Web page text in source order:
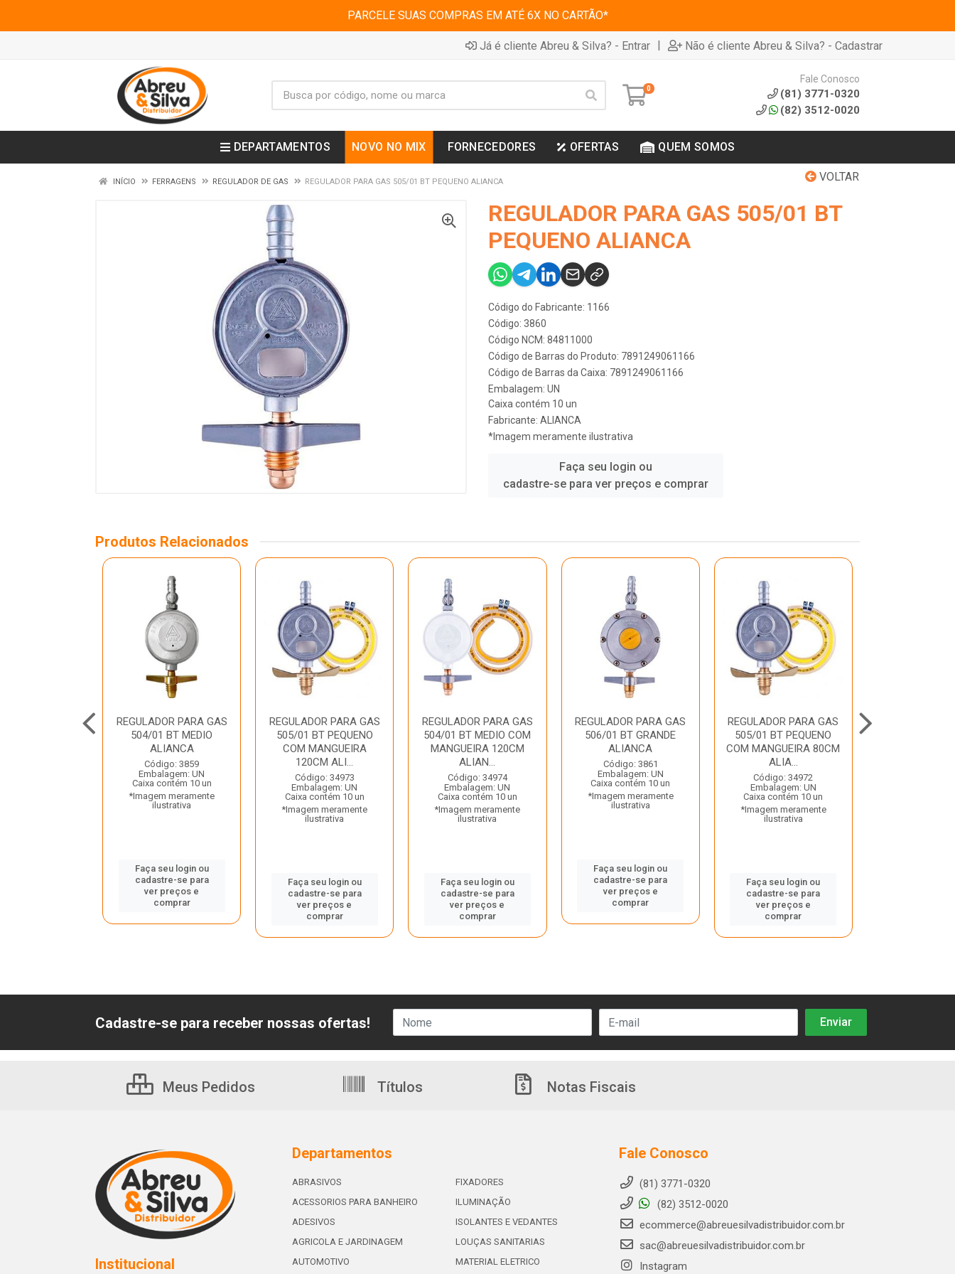
PARCELE SUAS COMPRAS EM ATÉ 6X NO CARTÃO*
Já é cliente Abreu & Silva? - Entrar | Não é cliente Abreu & Silva? - Cadastrar
0
Fale Conosco
(81) 3771-0320
(82) 3512-0020
DEPARTAMENTOS NOVO NO MIX FORNECEDORES OFERTAS QUEM SOMOS
VOLTAR
INÍCIO FERRAGENS REGULADOR DE GAS REGULADOR PARA GAS 505/01 BT PEQUENO ALIANCA
REGULADOR PARA GAS 505/01 BT
PEQUENO ALIANCA
Código do Fabricante: 1166
Código: 3860
Código NCM: 84811000
Código de Barras do Produto: 7891249061166
Código de Barras da Caixa: 7891249061166
Embalagem: UN
Caixa contém 10 un
Fabricante: ALIANCA
*Imagem meramente ilustrativa
Faça seu login ou
cadastre-se para ver preços e comprar
Produtos Relacionados
REGULADOR PARA GAS
504/01 BT MEDIO
ALIANCA
Código: 3859
Embalagem: UN
Caixa contém 10 un
*Imagem meramente
ilustrativa
Faça seu login ou
cadastre-se para
ver preços e
comprar
REGULADOR PARA GAS
505/01 BT PEQUENO
COM MANGUEIRA
120CM ALI...
Código: 34973
Embalagem: UN
Caixa contém 10 un
*Imagem meramente
ilustrativa
Faça seu login ou
cadastre-se para
ver preços e
comprar
REGULADOR PARA GAS
504/01 BT MEDIO COM
MANGUEIRA 120CM
ALIAN...
Código: 34974
Embalagem: UN
Caixa contém 10 un
*Imagem meramente
ilustrativa
Faça seu login ou
cadastre-se para
ver preços e
comprar
REGULADOR PARA GAS
506/01 BT GRANDE
ALIANCA
Código: 3861
Embalagem: UN
Caixa contém 10 un
*Imagem meramente
ilustrativa
Faça seu login ou
cadastre-se para
ver preços e
comprar
REGULADOR PARA GAS
505/01 BT PEQUENO
COM MANGUEIRA 80CM
ALIA...
Código: 34972
Embalagem: UN
Caixa contém 10 un
*Imagem meramente
ilustrativa
Faça seu login ou
cadastre-se para
ver preços e
comprar
Cadastre-se para receber nossas ofertas!
Meus Pedidos Títulos Notas Fiscais
Institucional
Departamentos
ABRASIVOS
ACESSORIOS PARA BANHEIRO
ADESIVOS
AGRICOLA E JARDINAGEM
AUTOMOTIVO
FIXADORES
ILUMINAÇÃO
ISOLANTES E VEDANTES
LOUÇAS SANITARIAS
MATERIAL ELETRICO
Fale Conosco
(81) 3771-0320
(82) 3512-0020
ecommerce@abreuesilvadistribuidor.com.br
sac@abreuesilvadistribuidor.com.br
Instagram